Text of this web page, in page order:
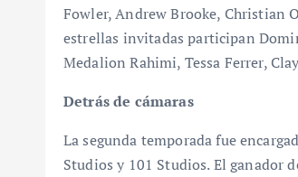
Fowler, Andrew Brooke, Christian
estrellas invitadas participan
Medalion Rahimi, Tessa Ferrer,
Detrás de cámaras
La segunda temporada fue
Studios y 101 Studios. El ganador